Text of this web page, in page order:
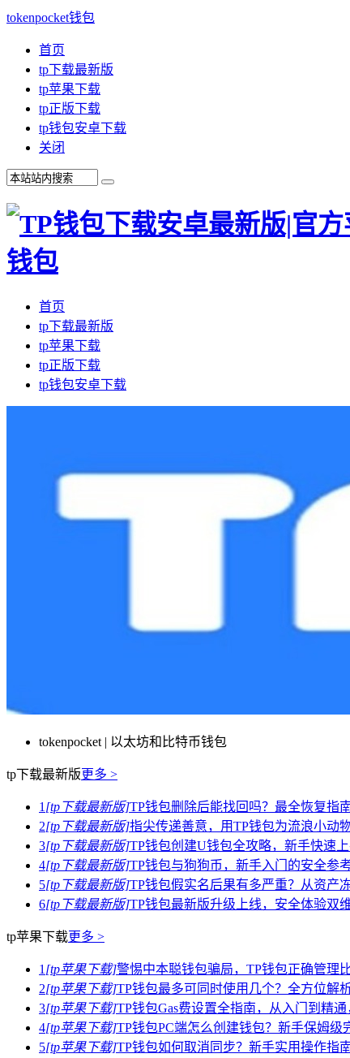
tokenpocket钱包
首页
tp下载最新版
tp苹果下载
tp正版下载
tp钱包安卓下载
关闭
首页
tp下载最新版
tp苹果下载
tp正版下载
tp钱包安卓下载
tokenpocket | 以太坊和比特币钱包
tp下载最新版更多 >
1 [tp下载最新版]TP钱包删除后能找回吗？最全恢复指
2[tp下载最新版]指尖传递善意，用TP钱包为流浪小动
3[tp下载最新版]TP钱包创建U钱包全攻略，新手快速
4[tp下载最新版]TP钱包与狗狗币，新手入门的安全参
5[tp下载最新版]TP钱包假实名后果有多严重？从资产
6[tp下载最新版]TP钱包最新版升级上线，安全体验双
tp苹果下载更多 >
1 [tp苹果下载]警惕中本聪钱包骗局，TP钱包正确管理
2[tp苹果下载]TP钱包最多可同时使用几个？全方位解
3[tp苹果下载]TP钱包Gas费设置全指南，从入门到精
4[tp苹果下载]TP钱包PC端怎么创建钱包？新手保姆级
5[tp苹果下载]TP钱包如何取消同步？新手实用操作指